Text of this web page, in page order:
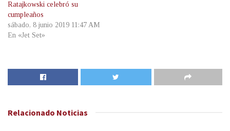
Ratajkowski celebró su
cumpleaños
sábado, 8 junio 2019 11:47 AM
En «Jet Set»
Relacionado Noticias